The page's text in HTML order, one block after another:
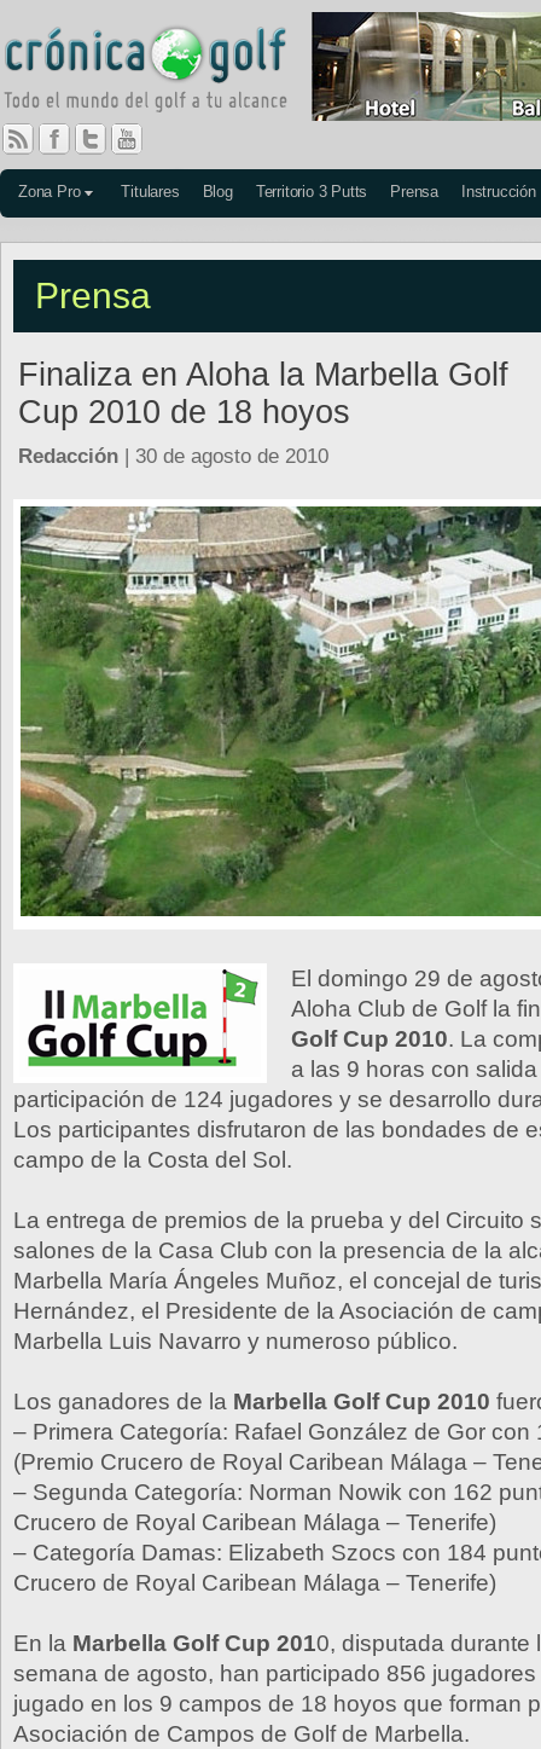
Zona Pro Titulares Blog Territorio 3 Putts Prensa Instrucción
Prensa
Finaliza en Aloha la Marbella Golf
Cup 2010 de 18 hoyos
Redacción | 30 de agosto de 2010
El domingo 29 de
Aloha Club de Golf la
Golf Cup 2010. La
a las 9 horas con
participación de 124 jugadores y se desarrollo
Los participantes disfrutaron de las bondades de
campo de la Costa del Sol.
La entrega de premios de la prueba y del Circuito
salones de la Casa Club con la presencia de la
Marbella María Ángeles Muñoz, el concejal de
Hernández, el Presidente de la Asociación de
Marbella Luis Navarro y numeroso público.
Los ganadores de la Marbella Golf Cup 2010
– Primera Categoría: Rafael González de Gor con
(Premio Crucero de Royal Caribean Málaga –
– Segunda Categoría: Norman Nowik con 162
Crucero de Royal Caribean Málaga – Tenerife)
– Categoría Damas: Elizabeth Szocs con 184
Crucero de Royal Caribean Málaga – Tenerife)
En la Marbella Golf Cup 2010, disputada durante
semana de agosto, han participado 856
jugado en los 9 campos de 18 hoyos que forman
Asociación de Campos de Golf de Marbella.